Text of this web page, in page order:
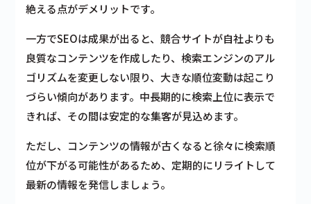
絶える点がデメリットです。
一方でSEOは成果が出ると、競合サイトが自社よりも
良質なコンテンツを作成したり、検索エンジンのアル
ゴリズムを変更しない限り、大きな順位変動は起こり
づらい傾向があります。中長期的に検索上位に表示で
きれば、その間は安定的な集客が見込めます。
ただし、コンテンツの情報が古くなると徐々に検索順
位が下がる可能性があるため、定期的にリライトして
最新の情報を発信しましょう。